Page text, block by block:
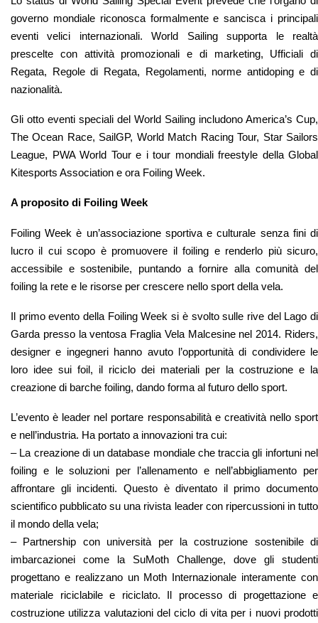
governo mondiale riconosca formalmente e sancisca i principali
eventi velici internazionali. World Sailing supporta le realtà
prescelte con attività promozionali e di marketing, Ufficiali di
Regata, Regole di Regata, Regolamenti, norme antidoping e di
nazionalità.
Gli otto eventi speciali del World Sailing includono America’s Cup,
The Ocean Race, SailGP, World Match Racing Tour, Star Sailors
League, PWA World Tour e i tour mondiali freestyle della Global
Kitesports Association e ora Foiling Week.
A proposito di Foiling Week
Foiling Week è un’associazione sportiva e culturale senza fini di
lucro il cui scopo è promuovere il foiling e renderlo più sicuro,
accessibile e sostenibile, puntando a fornire alla comunità del
foiling la rete e le risorse per crescere nello sport della vela.
Il primo evento della Foiling Week si è svolto sulle rive del Lago di
Garda presso la ventosa Fraglia Vela Malcesine nel 2014. Riders,
designer e ingegneri hanno avuto l’opportunità di condividere le
loro idee sui foil, il riciclo dei materiali per la costruzione e la
creazione di barche foiling, dando forma al futuro dello sport.
L’evento è leader nel portare responsabilità e creatività nello sport
e nell’industria. Ha portato a innovazioni tra cui:
– La creazione di un database mondiale che traccia gli infortuni nel
foiling e le soluzioni per l’allenamento e nell’abbigliamento per
affrontare gli incidenti. Questo è diventato il primo documento
scientifico pubblicato su una rivista leader con ripercussioni in tutto
il mondo della vela;
– Partnership con università per la costruzione sostenibile di
imbarcazionei come la SuMoth Challenge, dove gli studenti
progettano e realizzano un Moth Internazionale interamente con
materiale riciclabile e riciclato. Il processo di progettazione e
costruzione utilizza valutazioni del ciclo di vita per i nuovi prodotti